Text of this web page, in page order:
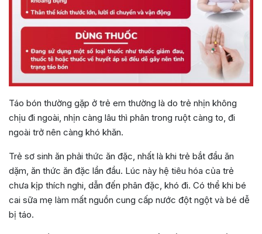
Táo bón thường gặp ở trẻ em thường là do trẻ nhịn không
chịu đi ngoài, nhịn càng lâu thì phân trong ruột càng to, đi
ngoài trở nên càng khó khăn.
Trẻ sơ sinh ăn phải thức ăn đặc, nhất là khi trẻ bắt đầu ăn
dặm, ăn thức ăn đặc lần đầu. Lúc này hệ tiêu hóa của trẻ
chưa kịp thích nghi, dẫn đến phân đặc, khó đi. Có thể khi bé
cai sữa mẹ làm mất nguồn cung cấp nước đột ngột và bé dễ
bị táo.